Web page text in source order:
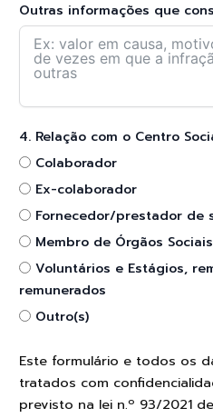
Outras informações que
4. Relação com o Centro
Colaborador
Ex-colaborador
Fornecedor/prestador de
Membro de Órgãos Sociais
Voluntários e Estágios,
remunerados
Outro(s)
Este formulário e todos os
tratados com
previsto na lei n.º 93/2021